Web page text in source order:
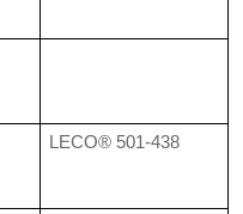
LECO® 501-438